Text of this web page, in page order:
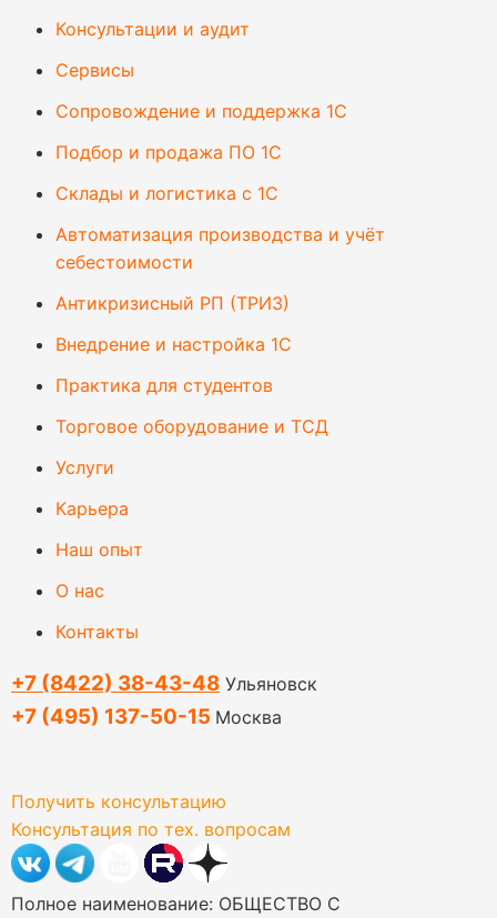
Консультации и аудит
Сервисы
Сопровождение и поддержка 1С
Подбор и продажа ПО 1С
Склады и логистика с 1С
Автоматизация производства и учёт
себестоимости
Антикризисный РП (ТРИЗ)
Внедрение и настройка 1С
Практика для студентов
Торговое оборудование и ТСД
Услуги
Карьера
Наш опыт
О нас
Контакты
+7 (8422) 38-43-48 Ульяновск
+7 (495) 137-50-15 Москва
Получить консультацию
Консультация по тех. вопросам
Полное наименование: ОБЩЕСТВО С